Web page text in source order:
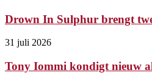
Drown In Sulphur brengt
31 juli 2026
Tony Iommi kondigt nieuw